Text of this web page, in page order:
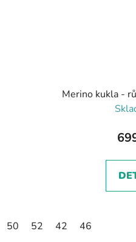
Merino kukla -
50 52 42 46